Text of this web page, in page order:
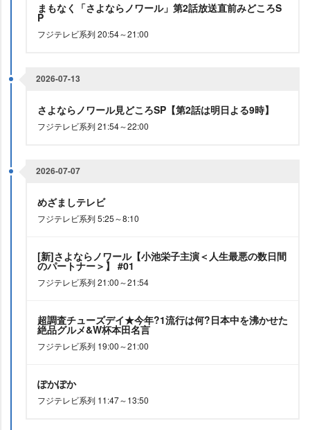
まもなく「さよならノワール」第2話放送直前みどころS
P
フジテレビ系列 20:54～21:00
2026-07-13
さよならノワール見どころSP【第2話は明日よる9時】
フジテレビ系列 21:54～22:00
2026-07-07
めざましテレビ
フジテレビ系列 5:25～8:10
[新]さよならノワール【小池栄子主演＜人生最悪の数日間
のパートナー＞】 #01
フジテレビ系列 21:00～21:54
超調査チューズデイ★今年?1流行は何?日本中を沸かせた
絶品グルメ&W杯本田名言
フジテレビ系列 19:00～21:00
ぽかぽか
フジテレビ系列 11:47～13:50